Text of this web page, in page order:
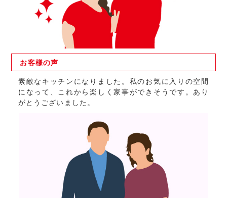
お客様の声
素敵なキッチンになりました。私のお気に入りの空間
になって、これから楽しく家事ができそうです。あり
がとうございました。